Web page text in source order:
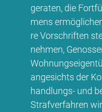
ge­ra­ten, die
mens
re Vor­schrif­ten
neh­men,
an­ge­sichts der
hand­lungs- und
Straf­ver­fah­ren